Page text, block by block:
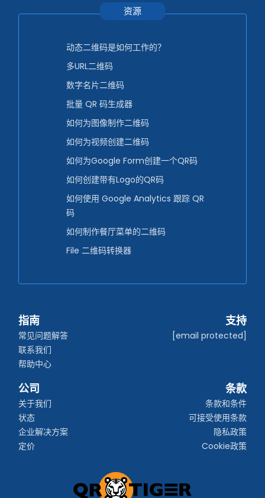
资源
动态二维码是如何工作的？
多URL二维码
数字名片二维码
批量 QR 码生成器
如何为图像制作二维码
如何为视频创建二维码
如何为Google Form创建一个QR码
如何创建带有Logo的QR码
如何使用 Google Analytics 跟踪 QR
码
如何制作餐厅菜单的二维码
File 二维码转换器
指南
常见问题解答
联系我们
帮助中心
支持
[email protected]
公司
关于我们
状态
企业解决方案
定价
条款
条款和条件
可接受使用条款
隐私政策
Cookie政策